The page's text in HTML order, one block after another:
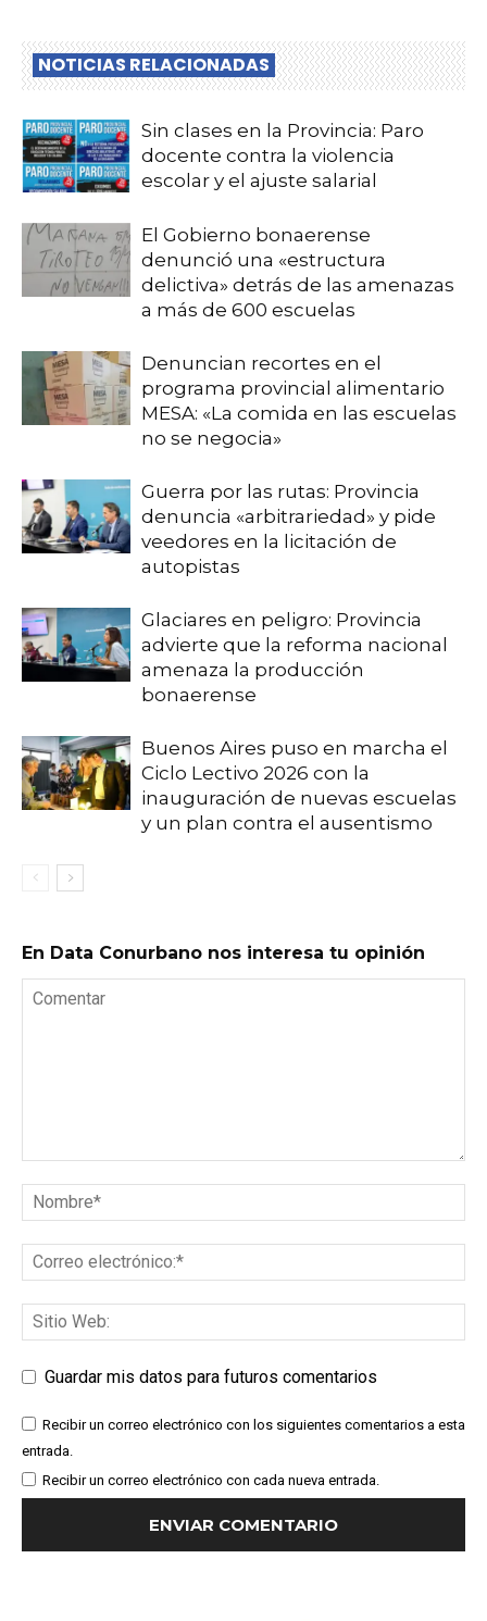
NOTICIAS RELACIONADAS
Sin clases en la Provincia: Paro
docente contra la violencia
escolar y el ajuste salarial
El Gobierno bonaerense
denunció una «estructura
delictiva» detrás de las amenazas
a más de 600 escuelas
Denuncian recortes en el
programa provincial alimentario
MESA: «La comida en las escuelas
no se negocia»
Guerra por las rutas: Provincia
denuncia «arbitrariedad» y pide
veedores en la licitación de
autopistas
Glaciares en peligro: Provincia
advierte que la reforma nacional
amenaza la producción
bonaerense
Buenos Aires puso en marcha el
Ciclo Lectivo 2026 con la
inauguración de nuevas escuelas
y un plan contra el ausentismo
En Data Conurbano nos interesa tu opinión
Guardar mis datos para futuros comentarios
Recibir un correo electrónico con los siguientes comentarios a esta
entrada.
Recibir un correo electrónico con cada nueva entrada.